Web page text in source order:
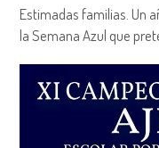
Estimadas familias. Un
la Semana Azul que